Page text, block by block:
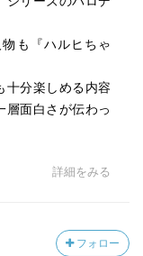
も『ハルヒちゃ
十分楽しめる内容
層面白さが伝わっ
詳細をみる
フォロー